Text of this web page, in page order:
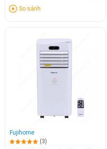
So sánh
Fujihome
(3)